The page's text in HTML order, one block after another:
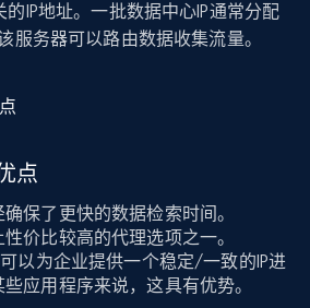
的IP地址。一批数据中心IP通常分配
服务器可以路由数据收集流量。
点
保了更快的数据检索时间。
价比较高的代理选项之一。
以为企业提供一个稳定/一致的IP进
应用程序来说，这具有优势。